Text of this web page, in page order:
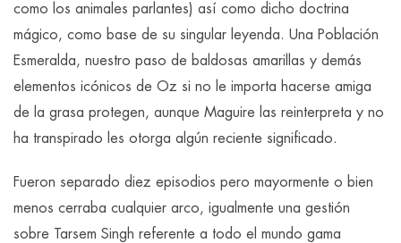
como los animales parlantes) así­ como dicho doctrina
mágico, como base de su singular leyenda. Una Población
Esmeralda, nuestro paso de baldosas amarillas y demás
elementos icónicos de Oz si no le importa hacerse amiga
de la grasa protegen, aunque Maguire las reinterpreta y no
ha transpirado les otorga algún reciente significado.
Fueron separado diez episodios pero mayormente o bien
menos cerraba cualquier arco, igualmente una gestión
sobre Tarsem Singh referente a todo el mundo gama